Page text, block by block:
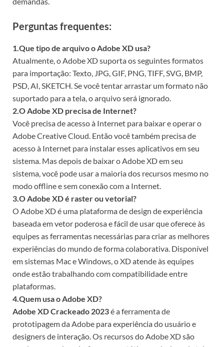
Perguntas frequentes:
1.Que tipo de arquivo o Adobe XD usa?
Atualmente, o Adobe XD suporta os seguintes formatos
para importação: Texto, JPG, GIF, PNG, TIFF, SVG, BMP,
PSD, AI, SKETCH. Se você tentar arrastar um formato não
suportado para a tela, o arquivo será ignorado.
2.O Adobe XD precisa de Internet?
Você precisa de acesso à Internet para baixar e operar o
Adobe Creative Cloud. Então você também precisa de
acesso à Internet para instalar esses aplicativos em seu
sistema. Mas depois de baixar o Adobe XD em seu
sistema, você pode usar a maioria dos recursos mesmo no
modo offline e sem conexão com a Internet.
3.O Adobe XD é raster ou vetorial?
O Adobe XD é uma plataforma de design de experiência
baseada em vetor poderosa e fácil de usar que oferece às
equipes as ferramentas necessárias para criar as melhores
experiências do mundo de forma colaborativa. Disponível
em sistemas Mac e Windows, o XD atende às equipes
onde estão trabalhando com compatibilidade entre
plataformas.
4.Quem usa o Adobe XD?
Adobe XD Crackeado 2023é a ferramenta de
prototipagem da Adobe para experiência do usuário e
designers de interação. Os recursos do Adobe XD são